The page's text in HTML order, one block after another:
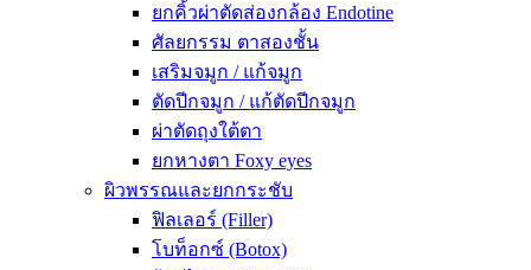
ยกคิ้วผ่าตัดส่องกล้อง Endotine
ศัลยกรรม ตาสองชั้น
เสริมจมูก / แก้จมูก
ตัดปีกจมูก / แก้ตัดปีกจมูก
ผ่าตัดถุงใต้ตา
ยกหางตา Foxy eyes
ผิวพรรณและยกกระชับ
ฟิลเลอร์ (Filler)
โบท็อกซ์ (Botox)